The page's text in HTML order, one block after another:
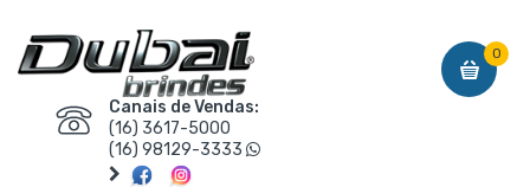
Canais de Vendas:
(16) 3617-5000
(16) 98129-3333
0